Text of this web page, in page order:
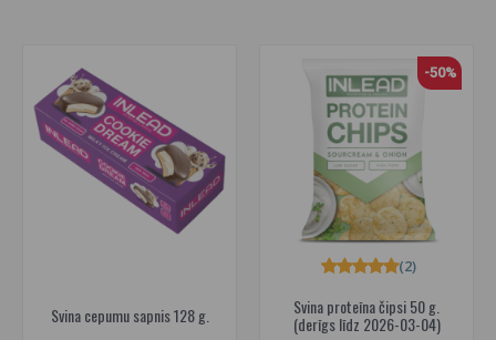
Svina cepumu sapnis 128 g.
-50%
Svina proteīna čipsi 50 g.
(derīgs līdz 2026-03-04)
(2)